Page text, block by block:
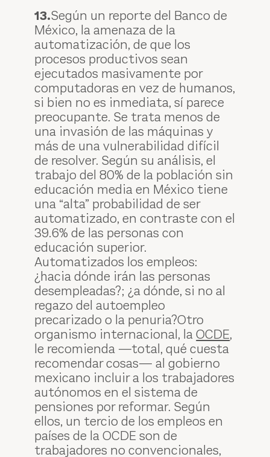
13.Según un reporte del Banco de
México, la amenaza de la
automatización, de que los
procesos productivos sean
ejecutados masivamente por
computadoras en vez de humanos,
si bien no es inmediata, sí parece
preocupante. Se trata menos de
una invasión de las máquinas y
más de una vulnerabilidad difícil
de resolver. Según su análisis, el
trabajo del 80% de la población sin
educación media en México tiene
una “alta” probabilidad de ser
automatizado, en contraste con el
39.6% de las personas con
educación superior.
Automatizados los empleos:
¿hacia dónde irán las personas
desempleadas?; ¿a dónde, si no al
regazo del autoempleo
precarizado o la penuria?Otro
organismo internacional, laOCDE,
le recomienda —total, qué cuesta
recomendar cosas— al gobierno
mexicano incluir a los trabajadores
autónomos en el sistema de
pensiones por reformar. Según
ellos, un tercio de los empleos en
países de la OCDE son de
trabajadores no convencionales,